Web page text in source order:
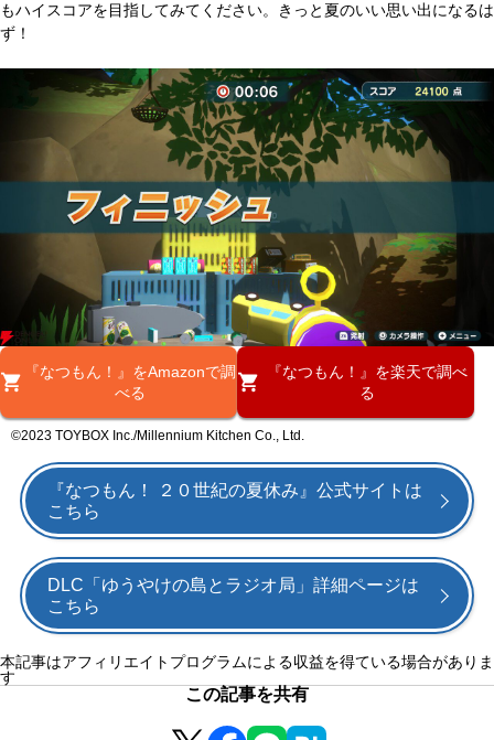
もハイスコアを目指してみてください。きっと夏のいい思い出になるは
ず！
『なつもん！』をAmazonで調
べる
『なつもん！』を楽天で調べ
る
©2023 TOYBOX Inc./Millennium Kitchen Co., Ltd.
『なつもん！ ２０世紀の夏休み』公式サイトは
こちら
DLC「ゆうやけの島とラジオ局」詳細ページは
こちら
本記事はアフィリエイトプログラムによる収益を得ている場合がありま
す
この記事を共有